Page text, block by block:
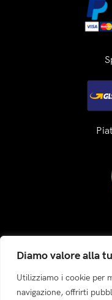
Diamo valore alla
Utilizziamo i cookie per
navigazione, offrirti